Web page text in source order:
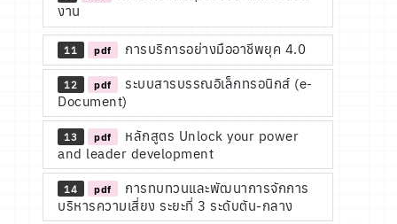
งาน
11 pdf การบริการอย่างมืออาชีพยุค 4.0
12 pdf
ระบบสารบรรณอิเล็กทรอนิกส์ (e-
Document)
13 pdf
หลักสูตร Unlock your power
and leader development
14 pdf
การทบทวนและพัฒนาการจักการ
บริหารความเสี่ยง ระยะที่ 3 ระดับตัน-กลาง